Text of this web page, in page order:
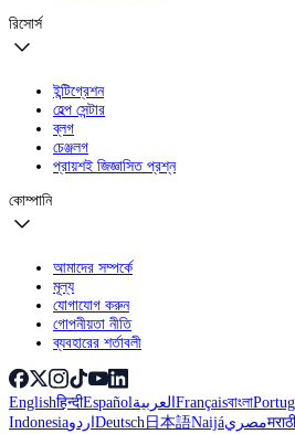
রিসোর্স
ইন্টিগ্রেশন
হেল্প সেন্টার
ব্লগ
চেঞ্জলগ
প্রায়শই জিজ্ঞাসিত প্রশ্ন
কোম্পানি
আমাদের সম্পর্কে
মূল্য
যোগাযোগ করুন
গোপনীয়তা নীতি
ব্যবহারের শর্তাবলী
Englishहिन्दीEspañolالعربيةFrançaisবাংলা
IndonesiaاردوDeutsch日本語Naijáمصريमराठी